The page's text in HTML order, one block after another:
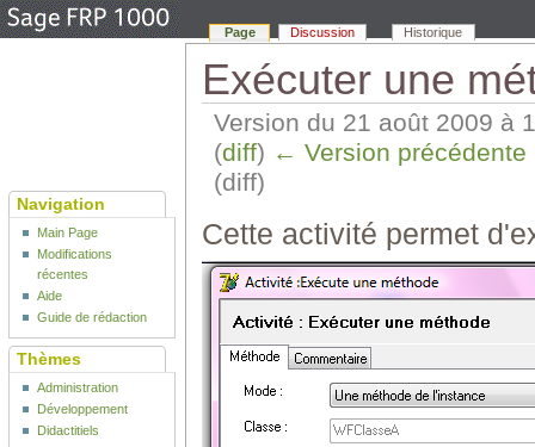
Exécuter une
Version du 21 août 2009 à
(diff) ← Version précédente
(diff)
Cette activité permet
Page Discussion Historique
Navigation
Main Page
Modifications
récentes
Aide
Guide de rédaction
Thèmes
Administration
Développement
Didactitiels